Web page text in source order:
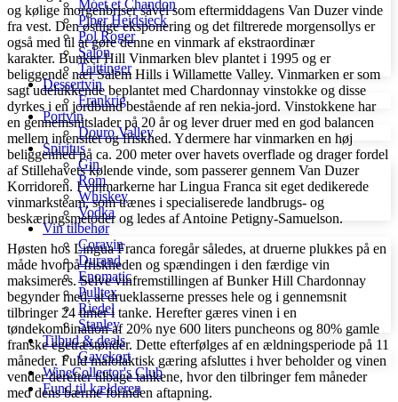
Móet et Chandon
Piper Heidsieck
Pol Roger
Salon
Taittinger
Dessertvin
Frankrig
Portvin
Douro Valley
Spiritus
Gin
Rom
Whiskey
Vodka
Vin tilbehør
Coravin
Durand
Enomatic
Pulltex
Riedel
Stanley
Tilbud & deals
Gavekort
WineCollector's Club
Fund til kælderen
og kølige morgenbriser såvel som eftermiddagens Van Duzer vinde
fra vest. Den østlige eksponering og det filtrerede morgensollys er
også med til at gøre denne en vinmark af ekstraordinær
karakter. Bunker Hill Vinmarken blev plantet i 1995 og er
beliggende nær Salem Hills i Willamette Valley. Vinmarken er som
sagt udelukkende beplantet med Chardonnay vinstokke og disse
dyrkes i en jordbund bestående af ren nekia-jord. Vinstokkene har
en gennemsnitslader på 20 år og lever druer med en god balancen
mellem intensitet og friskhed. Ydermere har vinmarken en høj
beliggenhed på ca. 200 meter over havets overflade og drager fordel
af Stillehavets kølende vinde, som passerer gennem Van Duzer
Korridoren. I vinmarkerne har Lingua Franca sit eget dedikerede
vinmarksteam, som trænes i specialiserede landbrugs- og
beskæringsmetoder og ledes af Antoine Petigny-Samuelson.
Høsten hos Lingua Franca foregår således, at druerne plukkes på en
måde hvorpå friskheden og spændingen i den færdige vin
maksimeres. Selve vinfremstillingen af Bunker Hill Chardonnay
begynder med, at drueklasserne presses hele og i gennemsnit
tilbringer 24 timer i tanke. Herefter gæres vinen i en
tøndekombination af 20% nye 600 liters puncheons og 80% gamle
franske egetræstønder. Dette efterfølges af en ældningsperiode på 11
måneder. Fuld malolaktisk gæring afsluttes i hver beholder og vinen
vender derefter tilbage tankene, hvor den tilbringer fem måneder
med dens bærme forinden aftapning.